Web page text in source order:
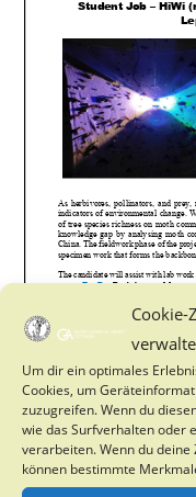
Cookie-
Um dir ein optimales
Cookies, um
zuzugreifen. Wenn du
wie das Surfverhalten oder
verarbeiten. Wenn du
können bestimmte